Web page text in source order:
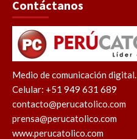
Contáctanos
Medio de comunicación digital.
Celular: +51 949 631 689
contacto@perucatolico.com
prensa@perucatolico.com
www.perucatolico.com